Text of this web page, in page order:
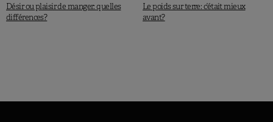
Désir ou plaisir de manger: quelles
différences?
Le poids sur terre: c’était mieux
avant?